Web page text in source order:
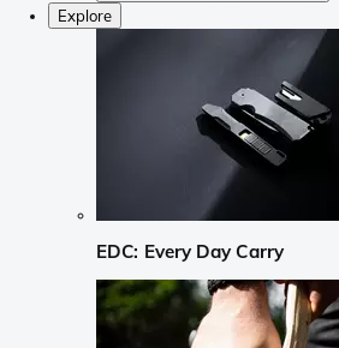
Explore
EDC: Every Day Carry